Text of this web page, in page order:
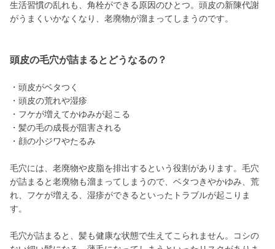
生活習慣の乱れも、角栓ができる原因のひとつ。頭皮の新陳代謝
がうまくいかなくなり、老廃物が溜まってしまうのです。
頭皮の毛穴が詰まるとどうなるの？
・頭皮がベタつく
・頭皮の荒れや湿疹
・フケが増えてかゆみが起こる
・髪の毛の成長が阻害される
・顔の小ジワやたるみ
毛穴には、老廃物や皮脂を排出するという役割があります。毛穴
が詰まると老廃物も溜まってしまうので、ベタつきやかゆみ、荒
れ、フケが増える、湿疹ができるといったトラブルが起こりま
す。
毛穴が詰まると、髪も健康な状態で生えてこられません。コシの